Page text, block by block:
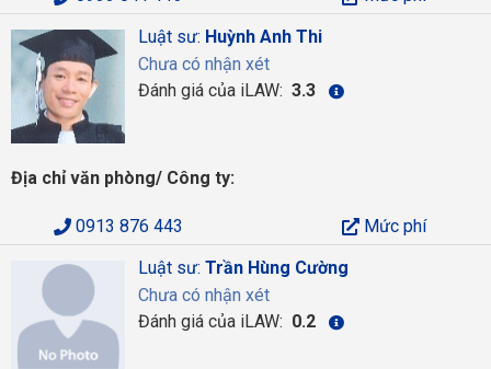
Luật sư: Huỳnh Anh Thi
Chưa có nhận xét
Đánh giá của iLAW: 3.3
Địa chỉ văn phòng/ Công ty:
0913 876 443
Mức phí
Luật sư: Trần Hùng Cường
Chưa có nhận xét
Đánh giá của iLAW: 0.2